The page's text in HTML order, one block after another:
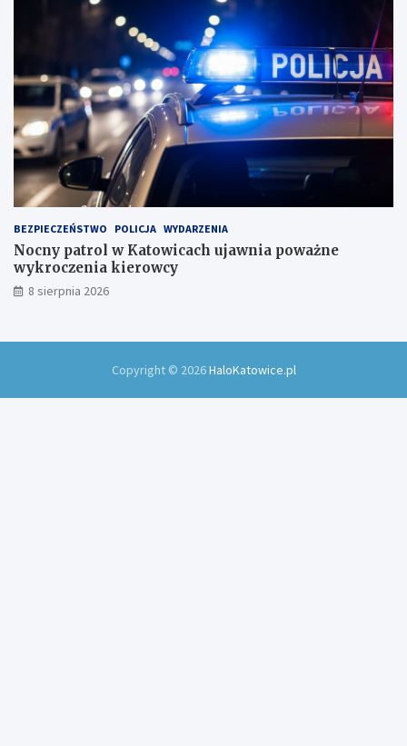
BEZPIECZEŃSTWO POLICJA WYDARZENIA
Nocny patrol w Katowicach ujawnia poważne
wykroczenia kierowcy
8 sierpnia 2026
Copyright © 2026HaloKatowice.pl